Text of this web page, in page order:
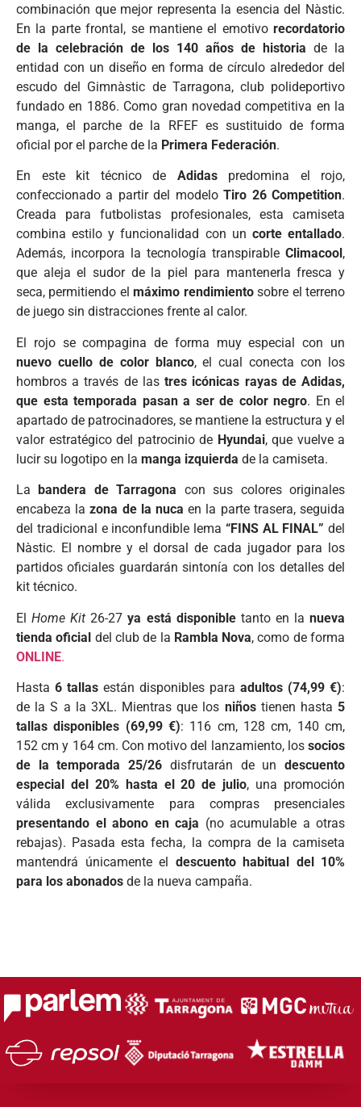
combinación que mejor representa la esencia del Nàstic.
En la parte frontal, se mantiene el emotivo recordatorio
de la celebración de los 140 años de historia de la
entidad con un diseño en forma de círculo alrededor del
escudo del Gimnàstic de Tarragona, club polideportivo
fundado en 1886. Como gran novedad competitiva en la
manga, el parche de la RFEF es sustituido de forma
oficial por el parche de la Primera Federación.
En este kit técnico de Adidaspredomina el rojo,
confeccionado a partir del modeloTiro 26 Competition.
Creada para futbolistas profesionales, esta camiseta
combina estilo y funcionalidad con un corte entallado.
Además, incorpora la tecnología transpirable Climacool ,
que aleja el sudor de la piel para mantenerla fresca y
seca, permitiendo elmáximo rendimientosobre el terreno
de juego sin distracciones frente al calor.
El rojo se compagina de forma muy especial con un
nuevo cuello de color blanco, el cual conecta con los
hombros a través de lastres icónicas rayas de Adidas,
que esta temporada pasan a ser de color negro. En el
apartado de patrocinadores, se mantiene la estructura y el
valor estratégico del patrocinio de Hyundai, que vuelve a
lucir su logotipo en la manga izquierda de la camiseta.
Labandera de Tarragona con sus colores originales
encabeza lazona de la nuca en la parte trasera, seguida
del tradicional e inconfundible lema “FINS AL FINAL” del
Nàstic. El nombre y el dorsal de cada jugador para los
partidos oficiales guardarán sintonía con los detalles del
kit técnico.
ElHome Kit26-27ya está disponibletanto en lanueva
tienda oficial del club de la Rambla Nova, como de forma
ONLINE.
Hasta 6 tallas están disponibles para adultos (74,99 €):
de la S a la 3XL. Mientras que los niñostienen hasta 5
tallas disponibles (69,99 €): 116 cm, 128 cm, 140 cm,
152 cm y 164 cm. Con motivo del lanzamiento, los socios
de la temporada 25/26 disfrutarán de undescuento
especial del 20% hasta el 20 de julio, una promoción
válida exclusivamente para compras presenciales
presentando el abono en caja (no acumulable a otras
rebajas). Pasada esta fecha, la compra de la camiseta
mantendrá únicamente el descuento habitual del 10%
para los abonados de la nueva campaña.